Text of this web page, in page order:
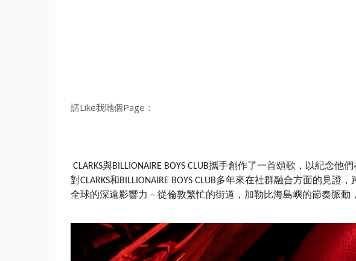
請Like我哋個Page：
CLARKS與BILLIONAIRE BOYS CLUB攜手創作了一首頌歌，以紀念他們
對CLARKS和BILLIONAIRE BOYS CLUB多年來在社群融合方面的見證，
全球的深遠影響力－從倫敦繁忙的街道， 加勒比海島嶼的節奏脈動